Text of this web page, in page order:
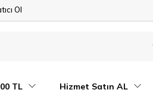
Ol
TL Hizmet Satın AL